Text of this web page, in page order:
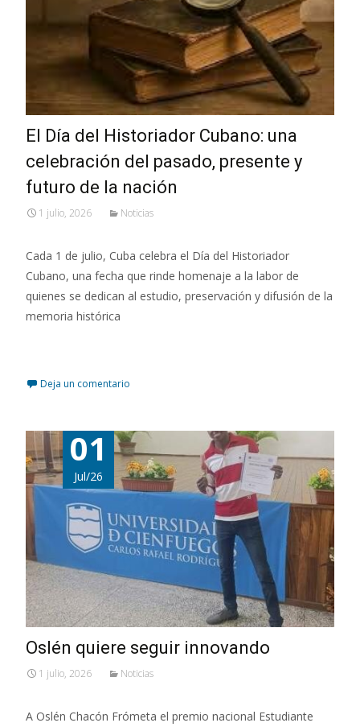
El Día del Historiador Cubano: una
celebración del pasado, presente y
futuro de la nación
1 julio, 2026 Noticias
Cada 1 de julio, Cuba celebra el Día del Historiador
Cubano, una fecha que rinde homenaje a la labor de
quienes se dedican al estudio, preservación y difusión de la
memoria histórica
Deja un comentario
01
Jul/26
Oslén quiere seguir innovando
1 julio, 2026 Noticias
A Oslén Chacón Frómeta el premio nacional Estudiante